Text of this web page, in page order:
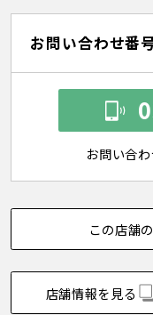
お問い合わせ番
お問い合
この店舗
店舗情報を見る